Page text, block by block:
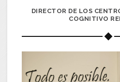
DIRECTOR DE LOS
COGNITIVO